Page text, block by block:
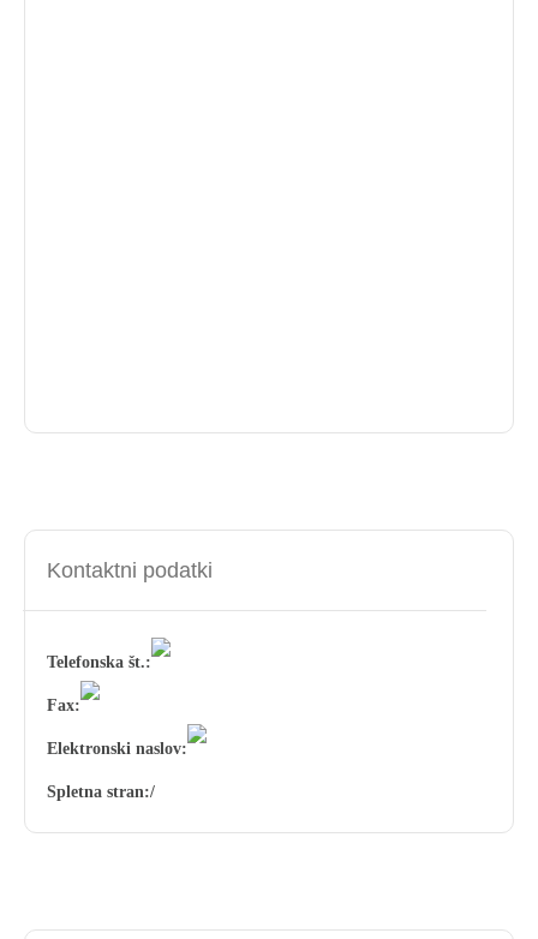
Kontaktni podatki
Telefonska št.:
Fax:
Elektronski naslov:
Spletna stran:/